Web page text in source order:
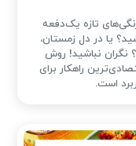
تازه یک‌دفعه
یا در دل زمستان،
نگران نباشید! روش
راهکار برای
است.